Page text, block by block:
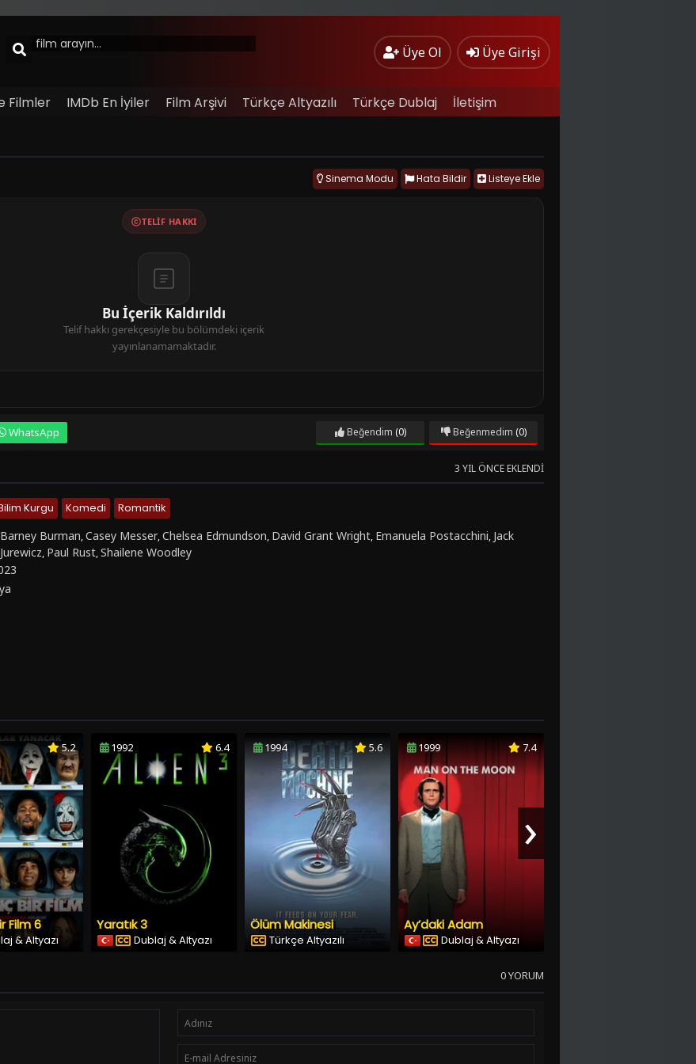
Üye Ol Üye Girişi
Filmler IMDb En İyiler Film Arşivi Türkçe Altyazılı Türkçe Dublaj
İletişim
Listeye Ekle
Hata Bildir
Sinema Modu
TELIF HAKKI
Bu İçerik Kaldırıldı
Telif hakkı gerekçesiyle bu bölümdeki içerik
yayınlanamamaktadır.
WhatsApp Beğendim (0) Beğenmedim (0)
3 YIL ÖNCE EKLENDI
Kurgu Komedi
Romantik
Barney Burman,Casey Messer,Chelsea Edmundson, David Grant Wright, Emanuela Postacchini, Jack
, Paul Rust,Shailene Woodley
5.2
Film 6
& Altyazı
1992 6.4
Yaratık 3
Dublaj & Altyazı
1994 5.6
Ölüm Makinesi
Türkçe Altyazılı
1999 7.4
Ay’daki Adam
Dublaj & Altyazı
›
0 YORUM